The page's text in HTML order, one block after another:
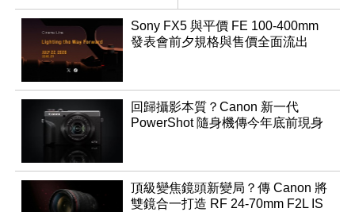
鏡
Sony FX5 與平價 FE 100-400mm
發表會前夕規格與售價全面流出
回歸攝影本質？Canon 新一代
PowerShot 隨身機傳今年底前現身
頂級變焦鏡頭新變局？傳 Canon 將
雙鏡合一打造 RF 24-70mm F2L IS